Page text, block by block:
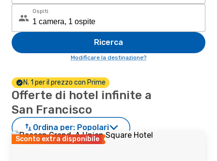
Ospiti
Ricerca
Modificare la destinazione?
N. 1 per il prezzo con Prime
Offerte di hotel infinite a
San Francisco
Ordina per: Popolari
Sconto extra disponibile